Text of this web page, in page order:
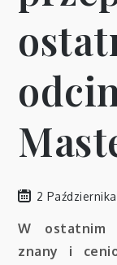
2
W ostatnim
znany i